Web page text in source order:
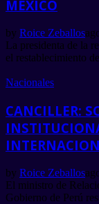
MÉXICO
by Roice Zeballos
La presidenta de la
el restablecimiento
Nacionales
CANCILLER:
by Roice Zeballos
El ministro de
Gobierno de Perú